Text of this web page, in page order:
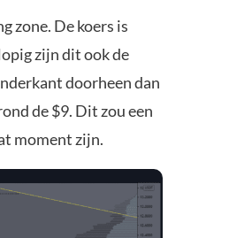
zone. De koers is
zijn dit ook de
doorheen dan
de $9. Dit zou een
moment zijn.